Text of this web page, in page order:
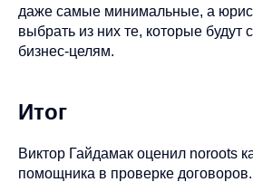
даже самые минимальные, а
выбрать из них те, которые будут
бизнес-целям.
Итог
Виктор Гайдамак оценил noroots
помощника в проверке